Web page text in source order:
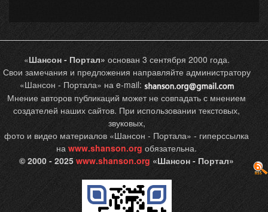
«Шансон - Портал» основан 3 сентября 2000 года.
Свои замечания и предложения направляйте администратору
«Шансон - Портала» на e-mail:
Мнение авторов публикаций может не совпадать с мнением
создателей наших сайтов. При использовании текстовых,
звуковых,
фото и видео материалов «Шансон - Портала» - гиперссылка
на www.shanson.org обязательна.
© 2000 - 2025www.shanson.org «Шансон - Портал»